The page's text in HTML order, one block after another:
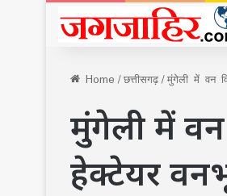
Home/छत्तीसगढ़/मुंगेली में वन
मुंगेली में
हेक्टेयर